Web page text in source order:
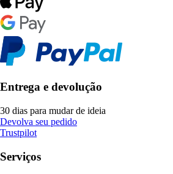
Entrega e devolução
30 dias para mudar de ideia
Devolva seu pedido
Trustpilot
Serviços